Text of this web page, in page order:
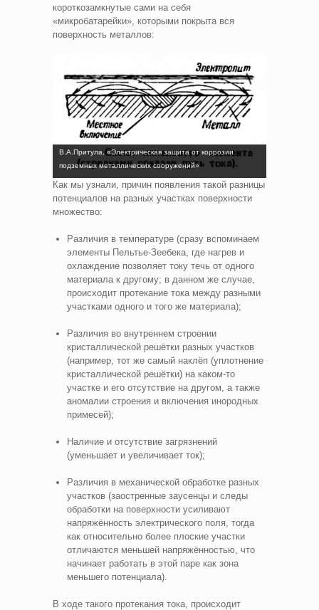
короткозамкнутые сами на себя
«микробатарейки», которыми покрыта вся
поверхность металлов:
В.А.Притула, «Электрическая защита от коррозии
подземных металлических сооружений»
Как мы узнали, причин появления такой разницы
потенциалов на разных участках поверхности
множество:
Различия в температуре (сразу вспоминаем
элементы Пельтье-Зеебека, где нагрев и
охлаждение позволяет току течь от одного
материала к другому; в данном же случае,
происходит протекание тока между разными
участками одного и того же материала);
Различия во внутреннем строении
кристаллической решётки разных участков
(например, тот же самый наклёп (уплотнение
кристаллической решётки) на каком-то
участке и его отсутствие на другом, а также
аномалии строения и включения инородных
примесей);
Наличие и отсутствие загрязнений
(уменьшает и увеличивает ток);
Различия в механической обработке разных
участков (заостренные заусенцы и следы
обработки на поверхности усиливают
напряжённость электрического поля, тогда
как относительно более плоские участки
отличаются меньшей напряжённостью, что
начинает работать в этой паре как зона
меньшего потенциала).
В ходе такого протекания тока, происходит